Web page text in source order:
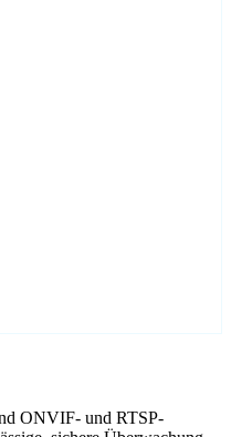
ONVIF- und RTSP-